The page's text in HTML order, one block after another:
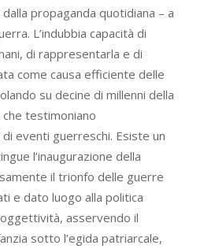
propaganda quotidiana – a
L’indubbia capacità di
di rappresentarla e di
come causa efficiente delle
su decine di millenni della
testimoniano
eventi guerreschi. Esiste un
l’inaugurazione della
il trionfo delle guerre
e dato luogo alla politica
asservendo il
sotto l’egida patriarcale,